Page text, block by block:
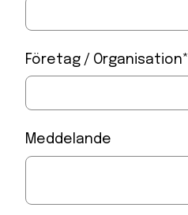
Företag / Organisation*
Meddelande